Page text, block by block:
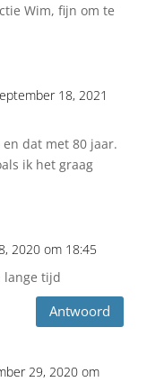
Wim, fijn om te
18, 2021
dat met 80 jaar.
ik het graag
2020 om 18:45
lange tijd
Antwoord
29, 2020 om